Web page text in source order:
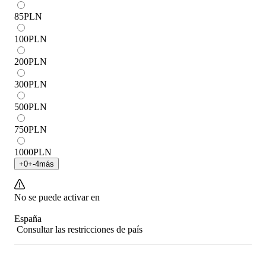
85PLN
100PLN
200PLN
300PLN
500PLN
750PLN
1000PLN
+0+-4más
No se puede activar en
España
Consultar las restricciones de país